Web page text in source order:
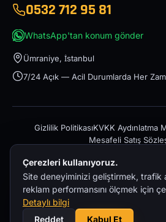
0532 712 95 81
WhatsApp'tan konum gönder
Ümraniye, İstanbul
7/24 Açık — Acil Durumlarda Her
Gizlilik PolitikasıKVKK Aydınlatma
Mesafeli Satış
© 2026 İstanbul Acil Oto Çekici – 0532
saklıdır.
Çerezleri kullanıyoruz.
Site deneyiminizi geliştirmek, trafik
reklam performansını ölçmek için
Detaylı bilgi
Reddet
Kabul Et